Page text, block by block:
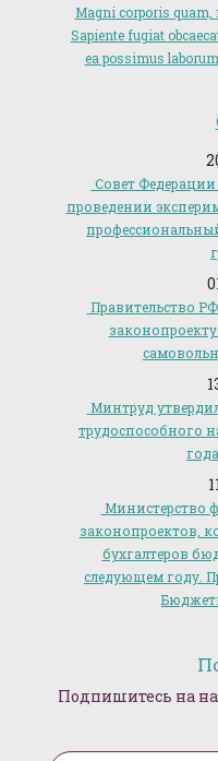
Magni corporis quam,
Sapiente fugiat
ea possimus
Совет
проведении
Правительство
Минтруд
трудоспособного
Министерство
законопроектов,
бухгалтеров
следующем году.
Подпишитесь на